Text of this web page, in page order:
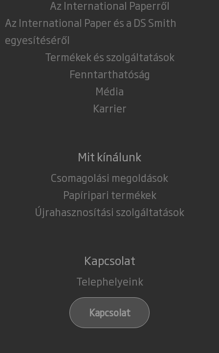
Az International Paperről
Az International Paper és a DS Smith
egyesítéséről
Termékek és szolgáltatások
Fenntarthatóság
Média
Karrier
Mit kínálunk
Csomagolási megoldások
Papíripari termékek
Újrahasznosítási szolgáltatások
Kapcsolat
Telephelyeink
Kapcsolat